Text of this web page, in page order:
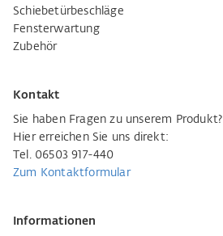
Schiebetürbeschläge
Fensterwartung
Zubehör
Kontakt
Sie haben Fragen zu unserem Produkt?
Hier erreichen Sie uns direkt:
Tel. 06503 917-440
Zum Kontaktformular
Informationen